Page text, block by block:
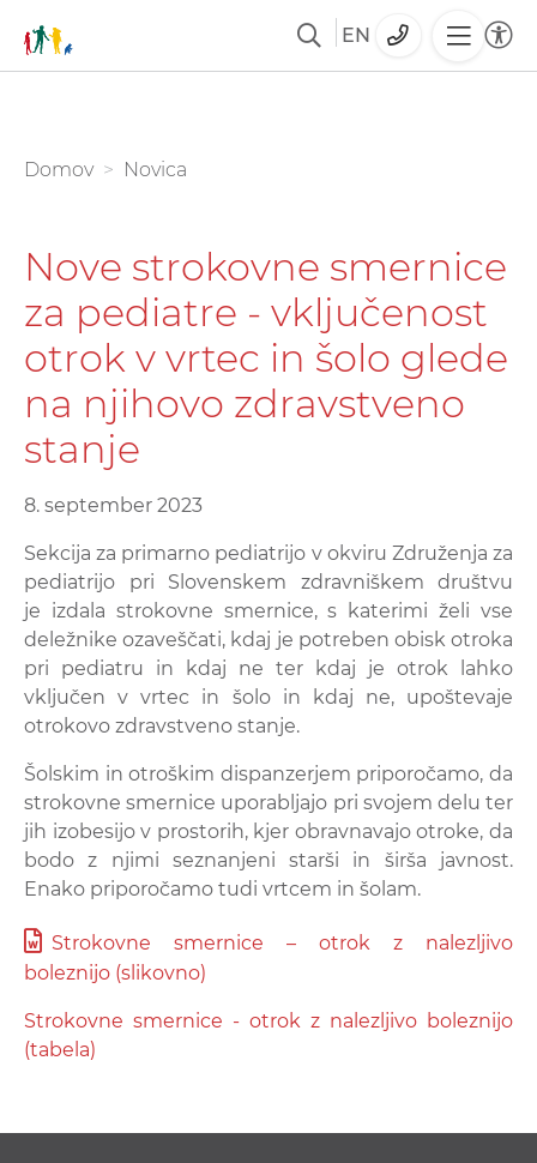
glavno
EN
You are here:
Domov Novica
Nove strokovne smernice
za pediatre - vključenost
otrok v vrtec in šolo glede
na njihovo zdravstveno
stanje
8. september 2023
Sekcija za primarno pediatrijo v okviru Združenja za
pediatrijo pri Slovenskem zdravniškem društvu
je izdala strokovne smernice, s katerimi želi vse
deležnike ozaveščati, kdaj je potreben obisk otroka
pri pediatru in kdaj ne ter kdaj je otrok lahko
vključen v vrtec in šolo in kdaj ne, upoštevaje
otrokovo zdravstveno stanje.
Šolskim in otroškim dispanzerjem priporočamo, da
strokovne smernice uporabljajo pri svojem delu ter
jih izobesijo v prostorih, kjer obravnavajo otroke, da
bodo z njimi seznanjeni starši in širša javnost.
Enako priporočamo tudi vrtcem in šolam.
Strokovne smernice – otrok z nalezljivo
boleznijo (slikovno)
Strokovne smernice - otrok z nalezljivo boleznijo
(tabela)